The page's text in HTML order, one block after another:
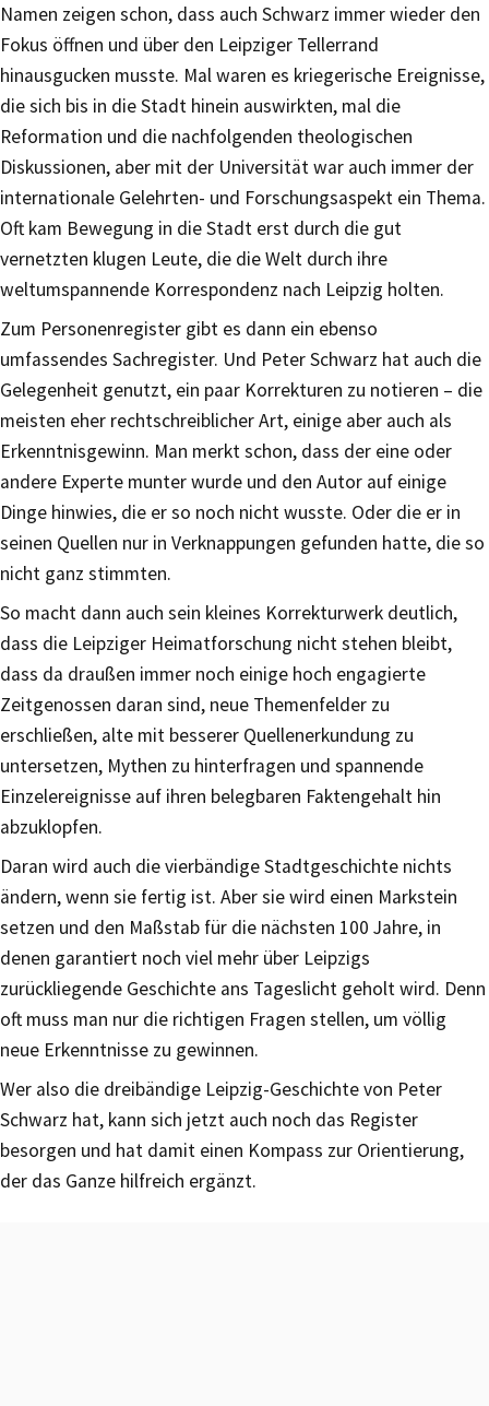
Namen zeigen schon, dass auch Schwarz immer wieder den
Fokus öffnen und über den Leipziger Tellerrand
hinausgucken musste. Mal waren es kriegerische Ereignisse,
die sich bis in die Stadt hinein auswirkten, mal die
Reformation und die nachfolgenden theologischen
Diskussionen, aber mit der Universität war auch immer der
internationale Gelehrten- und Forschungsaspekt ein Thema.
Oft kam Bewegung in die Stadt erst durch die gut
vernetzten klugen Leute, die die Welt durch ihre
weltumspannende Korrespondenz nach Leipzig holten.
Zum Personenregister gibt es dann ein ebenso
umfassendes Sachregister. Und Peter Schwarz hat auch die
Gelegenheit genutzt, ein paar Korrekturen zu notieren – die
meisten eher rechtschreiblicher Art, einige aber auch als
Erkenntnisgewinn. Man merkt schon, dass der eine oder
andere Experte munter wurde und den Autor auf einige
Dinge hinwies, die er so noch nicht wusste. Oder die er in
seinen Quellen nur in Verknappungen gefunden hatte, die so
nicht ganz stimmten.
So macht dann auch sein kleines Korrekturwerk deutlich,
dass die Leipziger Heimatforschung nicht stehen bleibt,
dass da draußen immer noch einige hoch engagierte
Zeitgenossen daran sind, neue Themenfelder zu
erschließen, alte mit besserer Quellenerkundung zu
untersetzen, Mythen zu hinterfragen und spannende
Einzelereignisse auf ihren belegbaren Faktengehalt hin
abzuklopfen.
Daran wird auch die vierbändige Stadtgeschichte nichts
ändern, wenn sie fertig ist. Aber sie wird einen Markstein
setzen und den Maßstab für die nächsten 100 Jahre, in
denen garantiert noch viel mehr über Leipzigs
zurückliegende Geschichte ans Tageslicht geholt wird. Denn
oft muss man nur die richtigen Fragen stellen, um völlig
neue Erkenntnisse zu gewinnen.
Wer also die dreibändige Leipzig-Geschichte von Peter
Schwarz hat, kann sich jetzt auch noch das Register
besorgen und hat damit einen Kompass zur Orientierung,
der das Ganze hilfreich ergänzt.